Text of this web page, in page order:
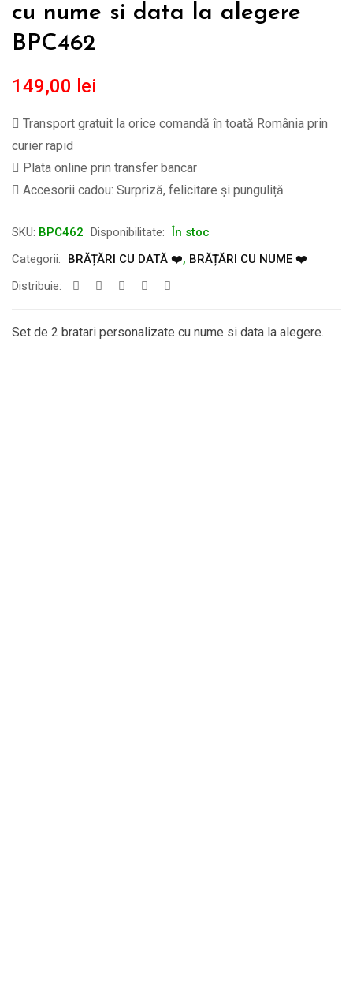
cu nume si data la alegere
BPC462
149,00 lei
Transport gratuit la orice comandă în toată România prin
curier rapid
Plata online prin transfer bancar
Accesorii cadou: Surpriză, felicitare și punguliță
SKU: BPC462 Disponibilitate: În stoc
Categorii:
BRĂȚĂRI CU DATĂ ❤️, BRĂȚĂRI CU NUME ❤️
Distribuie:
Set de 2 bratari personalizate cu nume si data la alegere.